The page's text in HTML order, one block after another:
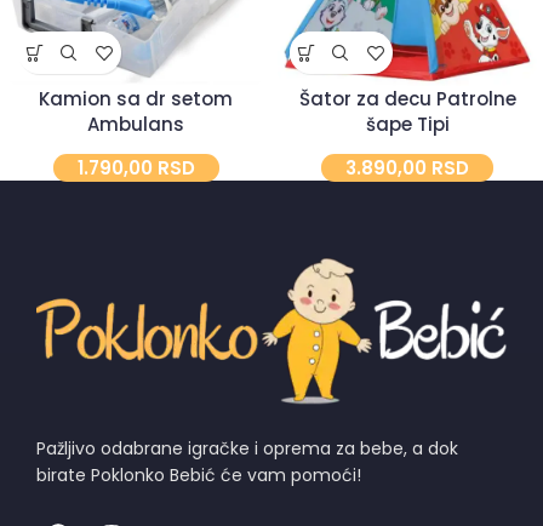
Kamion sa dr setom
Ambulans
1.790,00 RSD
Šator za decu Patrolne
šape Tipi
3.890,00 RSD
Pažljivo odabrane igračke i oprema za bebe, a dok
birate Poklonko Bebić će vam pomoći!